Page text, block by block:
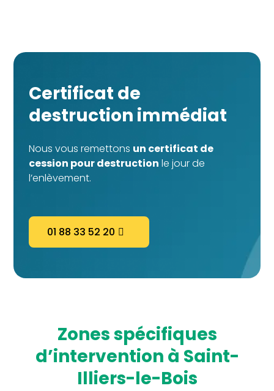
Certificat de
destruction immédiat
Nous vous remettons un certificat de
cession pour destruction le jour de
l’enlèvement.
01 88 33 52 20
zones spécifiques
d’intervention à Saint-
Illiers-le-Bois